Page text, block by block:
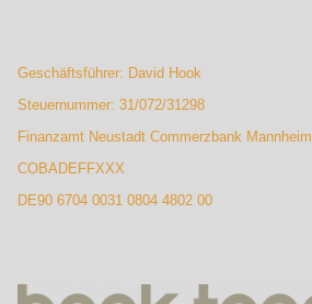
Geschäftsführer: David Hook
Steuernummer: 31/072/31298
Finanzamt Neustadt Commerzbank Mannheim
COBADEFFXXX
DE90 6704 0031 0804 4802 00